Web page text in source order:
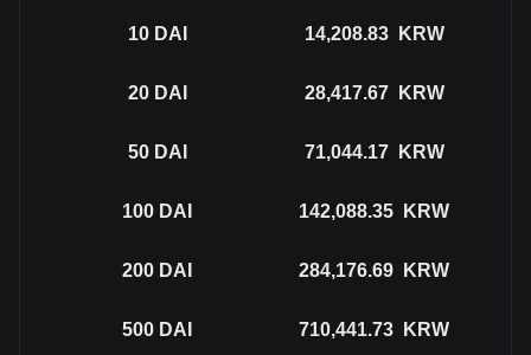
10 DAI 14,208.83 KRW
20 DAI 28,417.67 KRW
50 DAI 71,044.17 KRW
100 DAI 142,088.35 KRW
200 DAI 284,176.69 KRW
500 DAI 710,441.73 KRW